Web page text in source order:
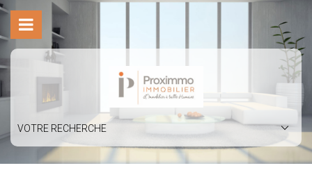
VOTRE RECHERCHE